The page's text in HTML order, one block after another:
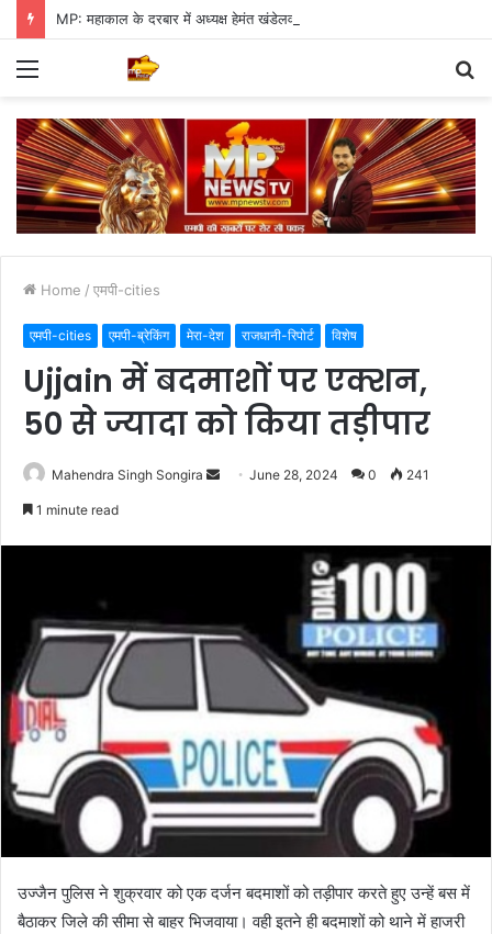
Menu
Home / एमपी-cities
एमपी-cities एमपी-ब्रेकिंग मेरा-देश राजधानी-रिपोर्ट विशेष
Ujjain में बदमाशों पर एक्शन,
50 से ज्यादा को किया तड़ीपार
Mahendra Singh Songira
Send June 28, 2024 0 241
1 minute read
उज्जैन पुलिस ने शुक्रवार को एक दर्जन बदमाशों को तड़ीपार करते हुए उन्हें बस में
बैठाकर जिले की सीमा से बाहर भिजवाया। वही इतने ही बदमाशों को थाने में हाजरी